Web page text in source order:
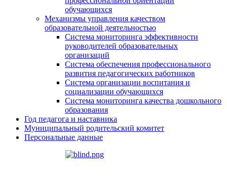
обучающихся
Механизмы управления качеством
образовательной деятельностью
Система мониторинга эффективности
руководителей образовательных
организаций
Система обеспечения профессионального
развития педагогических работников
Система организации воспитания и
социализации обучающихся
Система мониторинга качества дошкольного
образования
Год педагога и наставника
Муниципальный родительский комитет
Персональные данные